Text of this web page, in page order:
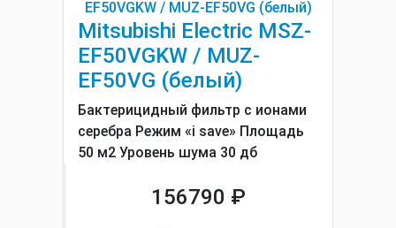
Mitsubishi Electric MSZ-
EF50VGKW / MUZ-
EF50VG (белый)
Бактерицидный фильтр с ионами
серебра Режим «i save» Площадь
50 м2 Уровень шума 30 дб
156790 ₽